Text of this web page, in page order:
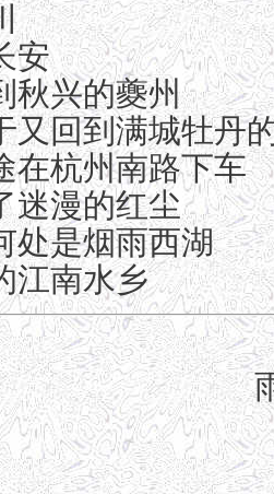
安
秋兴的夔州
又回到满城牡丹
在杭州南路下车
迷漫的红尘
处是烟雨西湖
江南水乡